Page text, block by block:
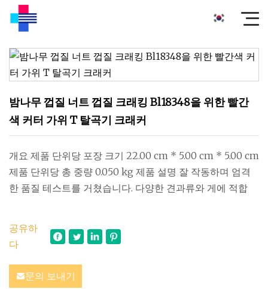
밤나무 껍질 너트 껍질 크래킹 Bl18348을 위한 빨간
색 커터 가위 T 탈곡기 크래커
개요 제품 단위당 포장 크기 22.00 cm * 5.00 cm * 5.00 cm
제품 단위당 총 중량 0.050 kg 제품 설명 잘 작동하며 엄격
한 품질 테스트를 거쳤습니다. 다양한 견과류와 게에 적합
공유하
다
문의 보내기